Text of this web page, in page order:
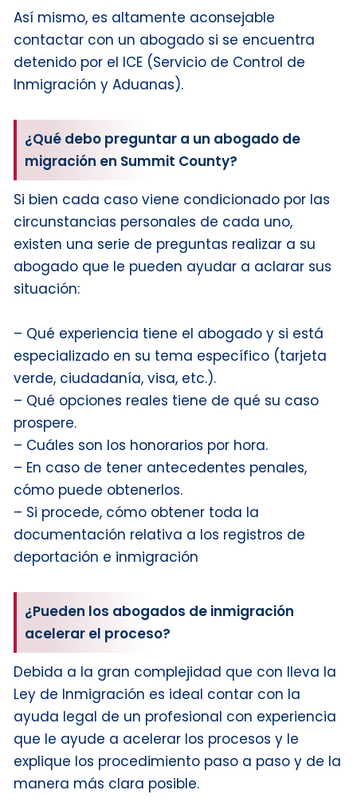
Así mismo, es altamente aconsejable
contactar con un abogado si se encuentra
detenido por el ICE (Servicio de Control de
Inmigración y Aduanas).
¿Qué debo preguntar a un abogado de
migración en Summit County?
Si bien cada caso viene condicionado por las
circunstancias personales de cada uno,
existen una serie de preguntas realizar a su
abogado que le pueden ayudar a aclarar sus
situación:
– Qué experiencia tiene el abogado y si está
especializado en su tema específico (tarjeta
verde, ciudadanía, visa, etc.).
– Qué opciones reales tiene de qué su caso
prospere.
– Cuáles son los honorarios por hora.
– En caso de tener antecedentes penales,
cómo puede obtenerlos.
– Si procede, cómo obtener toda la
documentación relativa a los registros de
deportación e inmigración
¿Pueden los abogados de inmigración
acelerar el proceso?
Debida a la gran complejidad que con lleva la
Ley de Inmigración es ideal contar con la
ayuda legal de un profesional con experiencia
que le ayude a acelerar los procesos y le
explique los procedimiento paso a paso y de la
manera más clara posible.